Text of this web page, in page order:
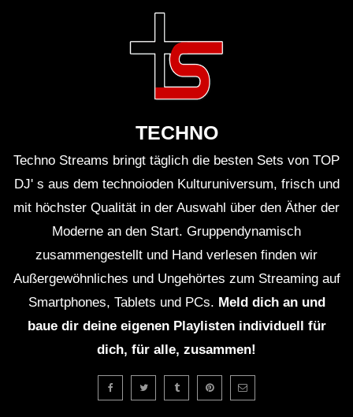
TECHNO
Techno Streams bringt täglich die besten Sets von TOP
DJ' s aus dem technoioden Kulturuniversum, frisch und
mit höchster Qualität in der Auswahl über den Äther der
Moderne an den Start. Gruppendynamisch
zusammengestellt und Hand verlesen finden wir
Außergewöhnliches und Ungehörtes zum Streaming auf
Smartphones, Tablets und PCs. Meld dich an und
baue dir deine eigenen Playlisten individuell für
dich, für alle, zusammen!